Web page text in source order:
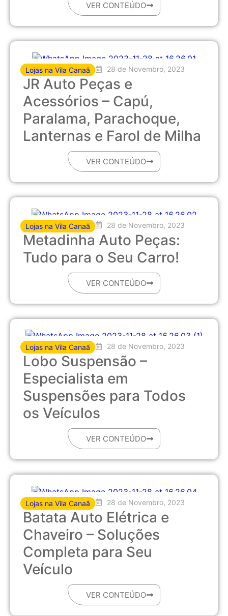
VER CONTEÚDO
Lojas na Vila Canaã 28 de Novembro, 2023
JR Auto Peças e
Acessórios – Capú,
Paralama, Parachoque,
Lanternas e Farol de Milha
VER CONTEÚDO
Lojas na Vila Canaã 28 de Novembro, 2023
Metadinha Auto Peças:
Tudo para o Seu Carro!
VER CONTEÚDO
Lojas na Vila Canaã 28 de Novembro, 2023
Lobo Suspensão –
Especialista em
Suspensões para Todos
os Veículos
VER CONTEÚDO
Lojas na Vila Canaã 28 de Novembro, 2023
Batata Auto Elétrica e
Chaveiro – Soluções
Completa para Seu
Veículo
VER CONTEÚDO